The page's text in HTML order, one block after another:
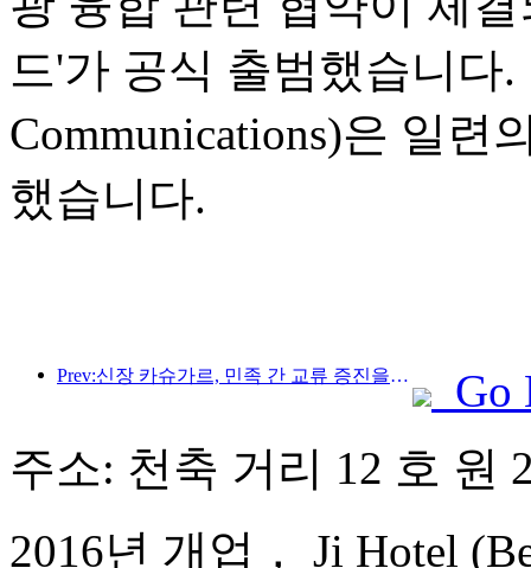
드'가 공식 출범했습니다
Communications)은 일련
했습니다.
Prev:신장 카슈가르, 민족 간 교류 증진을 위한 관광 홍보 행사 개최
Go
주소: 천축 거리 12 호 원
2016년 개업， Ji Hotel